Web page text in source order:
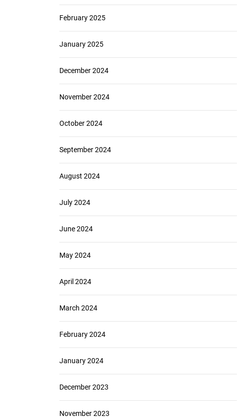
February 2025
January 2025
December 2024
November 2024
October 2024
September 2024
August 2024
July 2024
June 2024
May 2024
April 2024
March 2024
February 2024
January 2024
December 2023
November 2023